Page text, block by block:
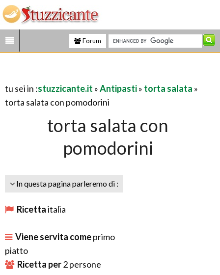
Forum
tu sei in :stuzzicante.it »Antipasti» torta salata »
torta salata con pomodorini
torta salata con
pomodorini
In questa pagina parleremo di :
Ricettaitalia
Viene servita comeprimo
piatto
Ricetta per2persone